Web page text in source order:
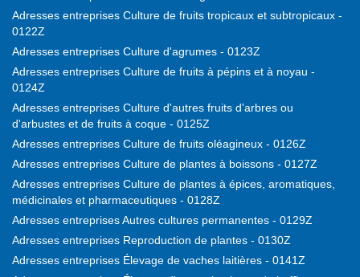
Adresses entreprises Culture de fruits tropicaux et subtropicaux -
0122Z
Adresses entreprises Culture d'agrumes - 0123Z
Adresses entreprises Culture de fruits à pépins et à noyau -
0124Z
Adresses entreprises Culture d'autres fruits d'arbres ou
d'arbustes et de fruits à coque - 0125Z
Adresses entreprises Culture de fruits oléagineux - 0126Z
Adresses entreprises Culture de plantes à boissons - 0127Z
Adresses entreprises Culture de plantes à épices, aromatiques,
médicinales et pharmaceutiques - 0128Z
Adresses entreprises Autres cultures permanentes - 0129Z
Adresses entreprises Reproduction de plantes - 0130Z
Adresses entreprises Élevage de vaches laitières - 0141Z